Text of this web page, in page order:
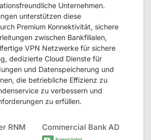
Unternehmen.
unterstützen diese
Premium Konnektivität, sichere
zwischen Bankfilialen,
VPN Netzwerke für sichere
dedizierte Cloud Dienste für
und Datenspeicherung und
die betriebliche Effizienz zu
zu verbessern und
zu erfüllen.
RNM Commercial Bank AD